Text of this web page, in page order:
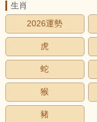
生肖
2026運勢
虎
蛇
猴
豬